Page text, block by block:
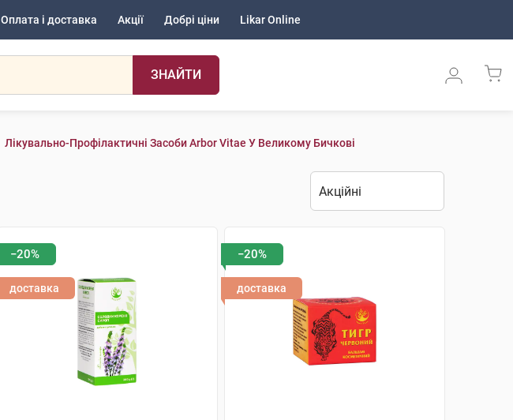
Оплата і доставка Акції Добрі ціни Likar Online
ЗНАЙТИ
Лікувально-Профілактичні Засоби Arbor Vitae У Великому Бичкові
−20%
доставка
−20%
доставка